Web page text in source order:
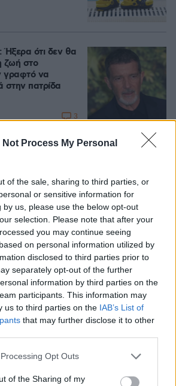
Not Process My Personal
of the sale, sharing to third parties, or
or sensitive information for
by us, please use the below opt-out
selection. Please note that after your
you may continue seeing
on personal information utilized by
disclosed to third parties prior to
separately opt-out of the further
information by third parties on the
participants. This information may
us to third parties on the IAB’s List of
that may further disclose it to other
website/app uses one or more Google
or usage behaviour. You may click to
Opt Outs
of the Sharing of my
Ήξερα ότι δεν θα
ζωή στο
γραφτό να
στην πατρίδα
3
Απίστευτο
τον γάμο του
άλλο ζευγάρι, η
σταρ
7
τη ΜΚΟ και
Η σκοτεινή
Αφγανού που
στην Κυψέλη
120
ελικόπτερο
μεγάλη δασική